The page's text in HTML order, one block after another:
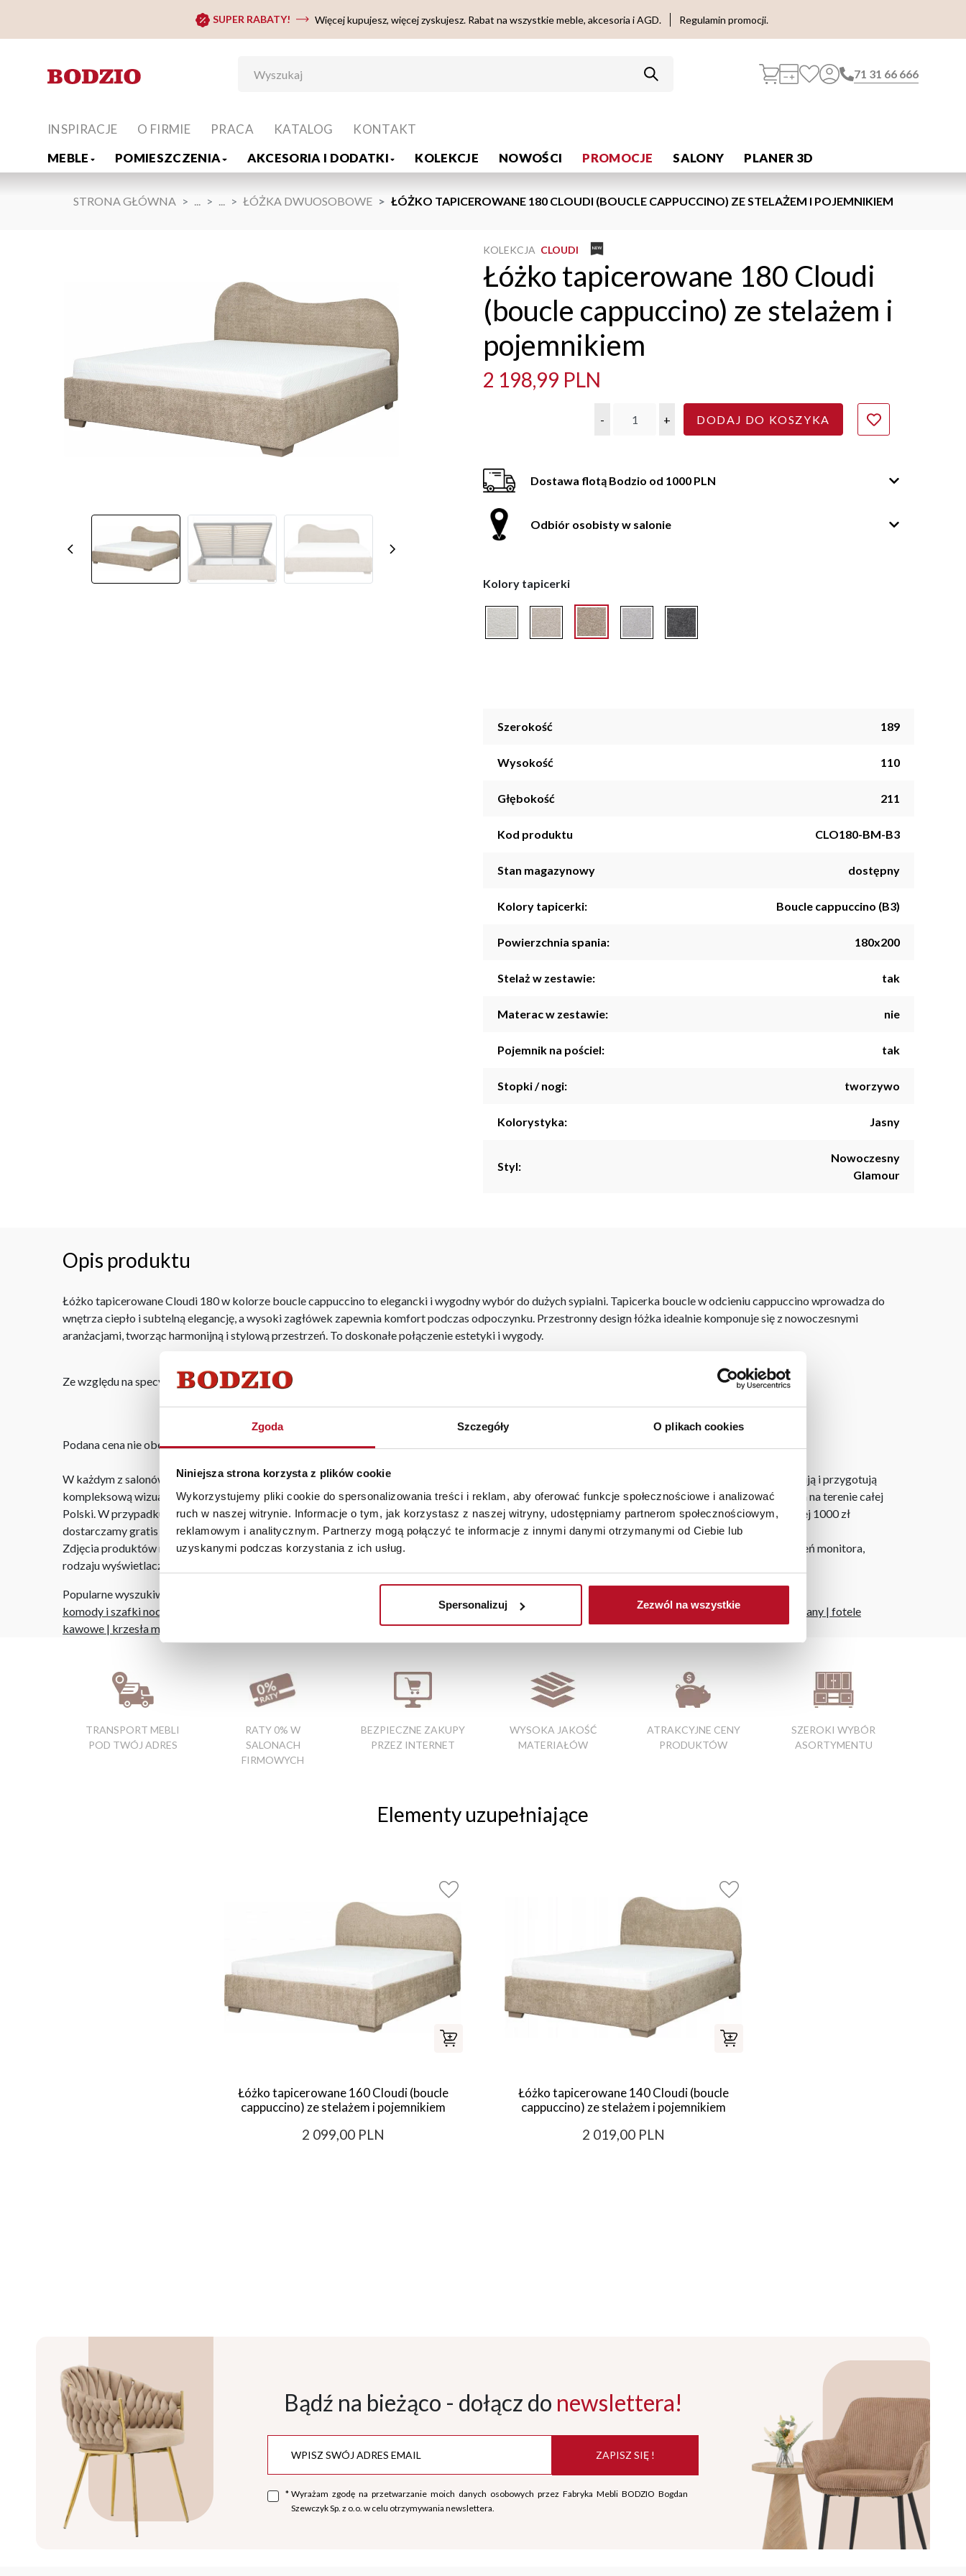
Zgoda Szczegóły O plikach cookies
Niniejsza strona korzysta z plików cookie
Wykorzystujemy pliki cookie do spersonalizowania treści i reklam, aby oferować funkcje społecznościowe i analizować
ruch w naszej witrynie. Informacje o tym, jak korzystasz z naszej witryny, udostępniamy partnerom społecznościowym,
reklamowym i analitycznym. Partnerzy mogą połączyć te informacje z innymi danymi otrzymanymi od Ciebie lub
uzyskanymi podczas korzystania z ich usług.
Spersonalizuj Zezwól na wszystkie
SUPER RABATY! Więcej kupujesz, więcej zyskujesz. Rabat na wszystkie meble, akcesoria i AGD. Regulamin promocji.
71 31 66 666
MEBLE POMIESZCZENIA AKCESORIA I DODATKI KOLEKCJE NOWOŚCI PROMOCJE SALONY PLANER 3D
INSPIRACJE O FIRMIE PRACA KATALOG KONTAKT
STRONA GŁÓWNA ... ... ŁÓŻKA DWUOSOBOWE ŁÓŻKO TAPICEROWANE 180 CLOUDI (BOUCLE CAPPUCCINO) ZE STELAŻEM I POJEMNIKIEM
KOLEKCJA CLOUDI
Łóżko tapicerowane 180 Cloudi
(boucle cappuccino) ze stelażem i
pojemnikiem
2 198,99 PLN
- + DODAJ DO KOSZYKA
Dostawa flotą Bodzio od 1000 PLN
Odbiór osobisty w salonie
Kolory tapicerki
Szerokość 189
Wysokość 110
Głębokość 211
Kod produktu CLO180-BM-B3
Stan magazynowy dostępny
Kolory tapicerki: Boucle cappuccino (B3)
Powierzchnia spania: 180x200
Stelaż w zestawie: tak
Materac w zestawie: nie
Pojemnik na pościel: tak
Stopki / nogi: tworzywo
Kolorystyka: Jasny
Styl:
Nowoczesny
Glamour
Opis produktu
Łóżko tapicerowane Cloudi 180 w kolorze boucle cappuccino to elegancki i wygodny wybór do dużych sypialni. Tapicerka boucle w odcieniu cappuccino wprowadza do
wnętrza ciepło i subtelną elegancję, a wysoki zagłówek zapewnia komfort podczas odpoczynku. Przestronny design łóżka idealnie komponuje się z nowoczesnymi
aranżacjami, tworząc harmonijną i stylową przestrzeń. To doskonałe połączenie estetyki i wygody.
Ze względu na specyfikę produkcji rzeczywiste wymiary łóżka mogą różnić się od podanych o ±2 cm
Podana cena nie obejmuje materaca, który można dokupić osobno.
W każdym z salonów mebli Bodzio oferujemy pomoc w aranżacji mebli, a nasi pracownicy z wykorzystaniem programu Planer 3D bezpłatnie zaprojektują i przygotują
kompleksową wizualizację Państwa pomieszczenia wraz z wyceną. Każde zamówienie złożone w sklepie stacjonarnym dostarczymy do 3 dni roboczych na terenie całej
Polski. W przypadku zamówień internetowych czas dostawy wynosi do 5 dni roboczych, również na terenie całego kraju. Wszystkie zamówienia powyżej 1000 zł
dostarczamy gratis niezależnie od miejsca złożenia zamówienia.
Zdjęcia produktów mają charakter poglądowy. Rzeczywiste kolory i struktura materiałów mogą różnić się od widocznych na ekranie, zależnie od ustawień monitora,
rodzaju wyświetlacza i oświetlenia.
Popularne wyszukiwania:
komody i szafki nocne
taboret drewniany 60 cm regały do garderoby|fotel jednoosobowy rozkładany | fotele
kawowe | krzesła metalowe do kuchni stoły do pokoju
TRANSPORT MEBLI
POD TWÓJ ADRES
RATY 0% W
SALONACH
FIRMOWYCH
BEZPIECZNE ZAKUPY
PRZEZ INTERNET
WYSOKA JAKOŚĆ
MATERIAŁÓW
ATRAKCYJNE CENY
PRODUKTÓW
SZEROKI WYBÓR
ASORTYMENTU
Elementy uzupełniające
Łóżko tapicerowane 160 Cloudi (boucle
cappuccino) ze stelażem i pojemnikiem
2 099,00 PLN
Łóżko tapicerowane 140 Cloudi (boucle
cappuccino) ze stelażem i pojemnikiem
2 019,00 PLN
Bądź na bieżąco - dołącz do newslettera!
ZAPISZ SIĘ !
* Wyrażam zgodę na przetwarzanie moich danych osobowych przez Fabryka Mebli BODZIO Bogdan
Szewczyk Sp. z o.o. w celu otrzymywania newslettera.